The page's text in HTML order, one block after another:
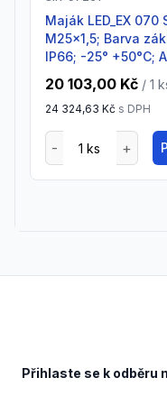
Maják LED_EX 070 SLR S_Hliník; 40/80 V; AC/DC;
M25x1,5; Barva
IP66; -25° +50°C;
20 103,00 Kč / 1
24 324,63 Kč s DPH
Přihlaste se k odběru